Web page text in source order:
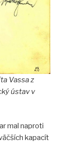
Vassa z
ústav v
mal naproti
kapacít